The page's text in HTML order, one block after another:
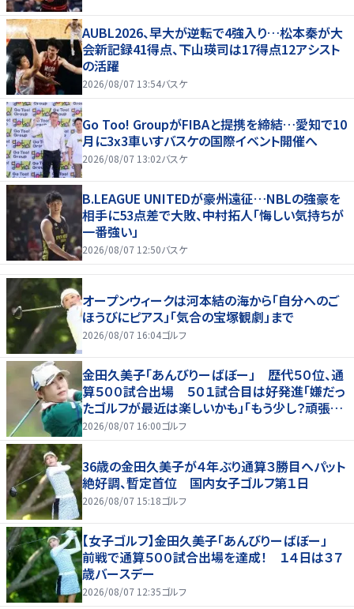
AUBL2026、早大が逆転で4強入り…松本秦が大
会新記録41得点、下山瑛司は17得点12アシスト
の活躍
2026/08/07 13:54バスケ
Go Too! GroupがFIBAと提携を締結…愛知で10
月に3x3車いすバスケの国際イベント開催へ
2026/08/07 13:02バスケ
B.LEAGUE UNITEDが豪州遠征…NBLの強豪を
相手に53点差で大敗、中村拓人「悔しい気持ちが
一番強い」
2026/08/07 12:50バスケ
オープンウィークは河本結の海から「自分へのご
ほうびにピアス」「気合の宝塚観劇」まで
2026/08/07 16:04ゴルフ
金田久美子「あんびりーばぼー」 歴代５０位、通
算５００試合出場 ５０１試合目は好発進「嫌だっ
たゴルフが最近は楽しいかも」「もう少し？頑張り
たいな」
2026/08/07 16:00ゴルフ
36歳の金田久美子が４年ぶり通算３勝目へパット
絶好調、暫定首位 国内女子ゴルフ第１日
2026/08/07 15:18ゴルフ
【女子ゴルフ】金田久美子「あんびりーばぼー」
前戦で通算５００試合出場を達成！ １４日は３７
歳バースデー
2026/08/07 12:35ゴルフ